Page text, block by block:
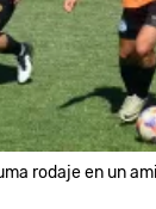
rodaje en un